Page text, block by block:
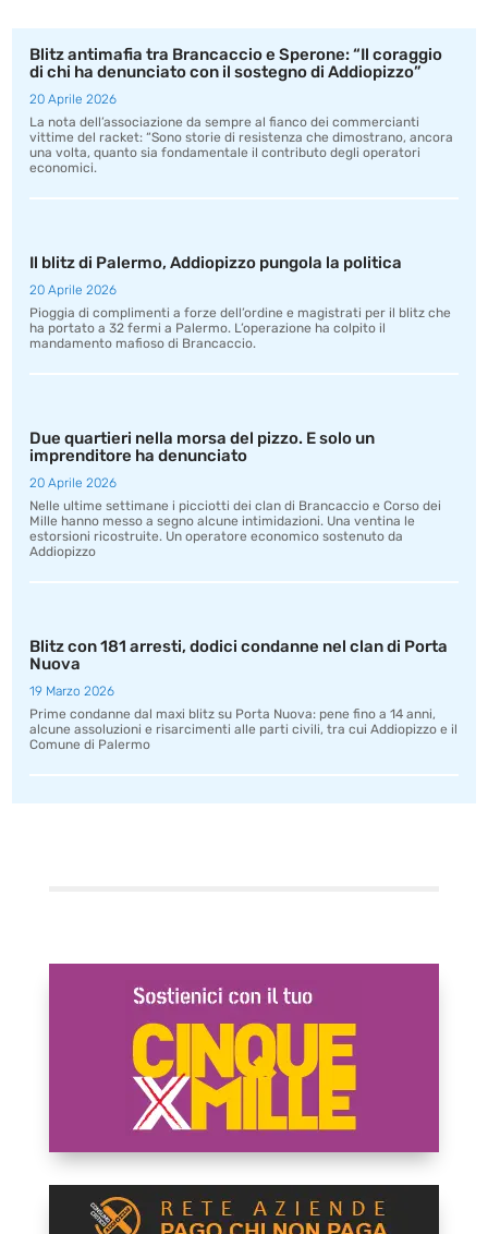
Blitz antimafia tra Brancaccio e Sperone: “Il coraggio
di chi ha denunciato con il sostegno di Addiopizzo”
20 Aprile 2026
La nota dell’associazione da sempre al fianco dei commercianti
vittime del racket: “Sono storie di resistenza che dimostrano, ancora
una volta, quanto sia fondamentale il contributo degli operatori
economici.
Il blitz di Palermo, Addiopizzo pungola la politica
20 Aprile 2026
Pioggia di complimenti a forze dell’ordine e magistrati per il blitz che
ha portato a 32 fermi a Palermo. L’operazione ha colpito il
mandamento mafioso di Brancaccio.
Due quartieri nella morsa del pizzo. E solo un
imprenditore ha denunciato
20 Aprile 2026
Nelle ultime settimane i picciotti dei clan di Brancaccio e Corso dei
Mille hanno messo a segno alcune intimidazioni. Una ventina le
estorsioni ricostruite. Un operatore economico sostenuto da
Addiopizzo
Blitz con 181 arresti, dodici condanne nel clan di Porta
Nuova
19 Marzo 2026
Prime condanne dal maxi blitz su Porta Nuova: pene fino a 14 anni,
alcune assoluzioni e risarcimenti alle parti civili, tra cui Addiopizzo e il
Comune di Palermo